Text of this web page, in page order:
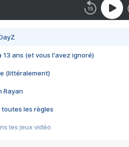
13 ans (et vous l'avez ignoré)
(littéralement)
Rayan
toutes les règles
les jeux vidéo